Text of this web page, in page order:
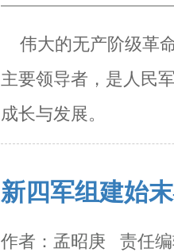
伟大的无产阶级革
主要领导者，是人民
成长与发展。
新四军组建始
作者：孟昭庚 责任